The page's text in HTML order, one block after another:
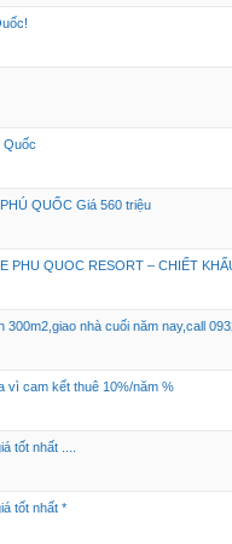
Quốc
QUỐC Giá 560 triệu
PHU QUOC RESORT – CHIẾT
nhà cuối năm nay,call
vì cam kết thuê 10%/năm %
tốt nhất ....
tốt nhất *